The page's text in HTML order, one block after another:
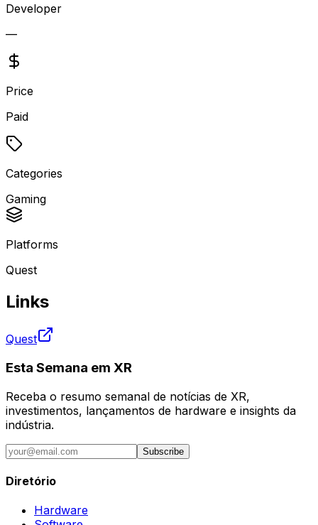
Developer
—
Price
Paid
Categories
Gaming
Platforms
Quest
Links
Quest
Esta Semana em XR
Receba o resumo semanal de notícias de XR,
investimentos, lançamentos de hardware e insights da
indústria.
Subscribe
Diretório
Hardware